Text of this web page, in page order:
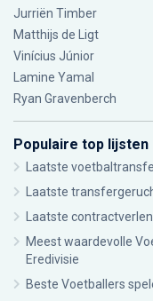
Jurriën Timber
Matthijs de Ligt
Vinícius Júnior
Lamine Yamal
Ryan Gravenberch
Populaire top lijsten
Laatste
Laatste
Laatste
Meest waardevolle
Eredivisie
Beste Voetballers